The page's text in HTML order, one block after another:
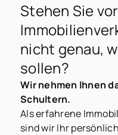
gepflegt
saniert
Bin mir nicht sicher
Stehen Sie
nicht genau,
sollen?
Wir nehmen Ihnen
Schultern.
Als erfahrene
sind wir Ihr